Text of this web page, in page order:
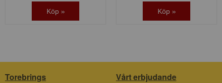
Köp » Köp »
Torebrings Vårt erbjudande